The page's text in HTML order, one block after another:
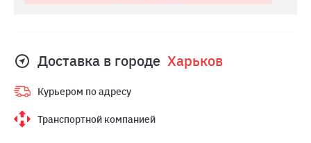
Доставка в городе Харьков
Курьером по адресу
Транспортной компанией